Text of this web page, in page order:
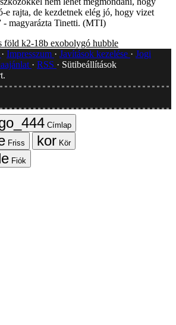
e rajta, de kezdetnek elég jó, hogy vizet
- magyarázta Tinetti. (MTI)
föld k2-18b exobolygó hubble
Impresszum Javítások kezelése
Jogi
RSS
Sütibeállítások
Címlap
Friss
Kör
Fiók